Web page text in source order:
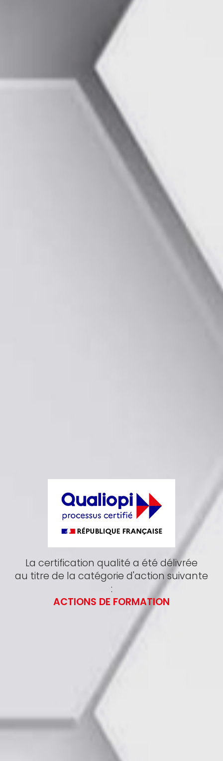
La certification qualité a été délivrée
au titre de la catégorie d'action suivante
:
ACTIONS DE FORMATION